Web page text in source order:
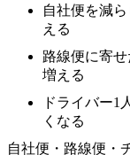
自社便を減
える
路線便に寄
増える
ドライバー1
くなる
自社便・路線便・